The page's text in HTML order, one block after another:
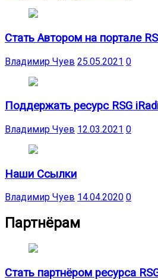
Стать Автором на портале
Владимир Чуев 25.05.2021 0
Поддержать ресурс RSG
Владимир Чуев 12.03.2021 0
Наши Ссылки
Владимир Чуев 14.04.2020 0
Партнёрам
Стать партнёром ресурса